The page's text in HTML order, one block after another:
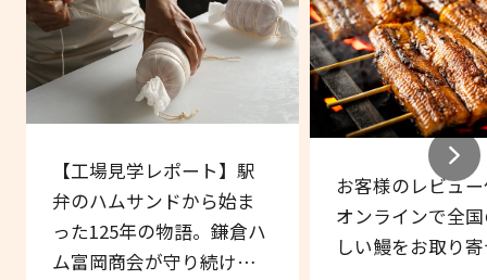
【工場見学レポート】駅
弁のハムサンドから始ま
った125年の物語。鎌倉ハ
ム富岡商会が守り続ける
お客様のレビュ
オンラインで全
しい鰻をお取り